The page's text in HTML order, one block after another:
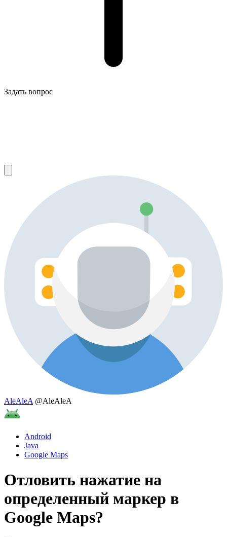
Задать вопрос
AleAleA @AleAleA
Android
Java
Google Maps
Отловить нажатие на
определенный маркер в
Google Maps?